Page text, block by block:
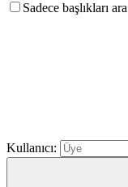
Sadece başlıkları ara
Kullanıcı: